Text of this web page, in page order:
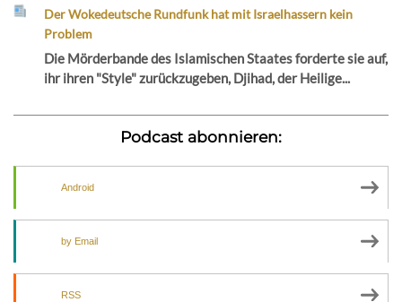
Der Wokedeutsche Rundfunk hat mit Israelhassern kein
Problem
Die Mörderbande des Islamischen Staates forderte sie auf,
ihr ihren "Style" zurückzugeben, Djihad, der Heilige...
Podcast abonnieren:
Android
by Email
RSS